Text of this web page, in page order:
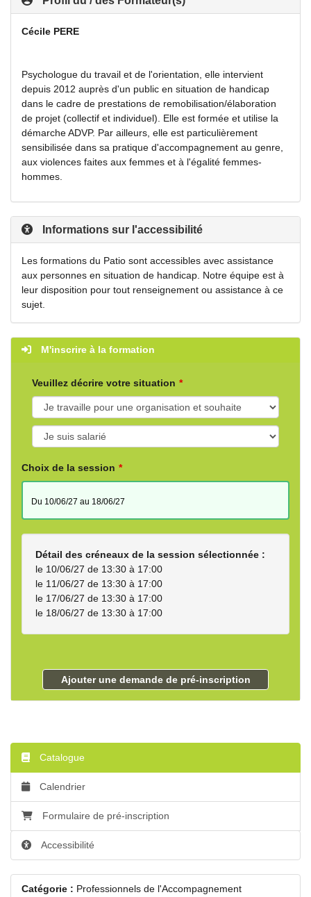
Cécile PERE
Psychologue du travail et de l'orientation, elle intervient
depuis 2012 auprès d'un public en situation de handicap
dans le cadre de prestations de remobilisation/élaboration
de projet (collectif et individuel). Elle est formée et utilise la
démarche ADVP. Par ailleurs, elle est particulièrement
sensibilisée dans sa pratique d'accompagnement au genre,
aux violences faites aux femmes et à l'égalité femmes-
hommes.
Informations sur l'accessibilité
Les formations du Patio sont accessibles avec assistance
aux personnes en situation de handicap. Notre équipe est à
leur disposition pour tout renseignement ou assistance à ce
sujet.
M'inscrire à la formation
Veuillez décrire votre situation
Choix de la session
du 10/06/27 au 18/06/27
Détail des créneaux de la session sélectionnée :
le 10/06/27 de 13:30 à 17:00
le 11/06/27 de 13:30 à 17:00
le 17/06/27 de 13:30 à 17:00
le 18/06/27 de 13:30 à 17:00
Ajouter une demande de pré-inscription
Catalogue
Calendrier
Formulaire de pré-inscription
Accessibilité
Catégorie : Professionnels de l'Accompagnement